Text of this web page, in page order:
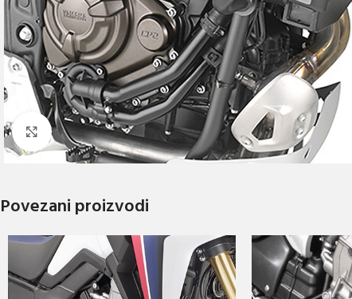
Click to enlarge
Povezani proizvodi